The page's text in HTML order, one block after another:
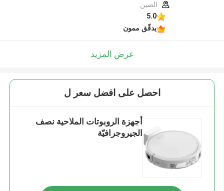
الصين
5.0
يدقّق ممون
عرض المزيد
احصل على افضل سعر ل
أجهزة الروبوتات الملاحية نصف
الجيروجرافيّة